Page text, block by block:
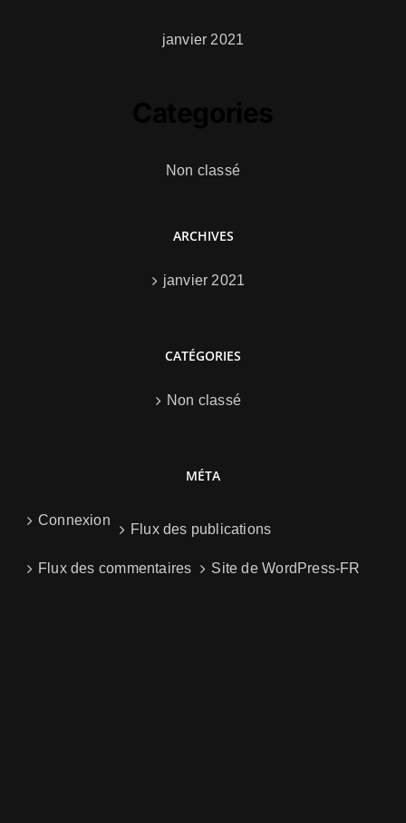
janvier 2021
Non classé
ARCHIVES
janvier 2021
CATÉGORIES
Non classé
MÉTA
Connexion
Flux des publications
Flux des commentaires Site de WordPress-FR